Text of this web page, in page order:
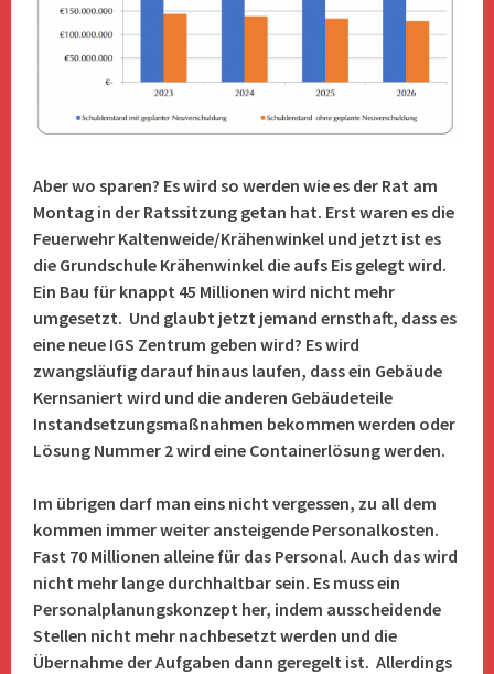
Aber wo sparen? Es wird so werden wie es der Rat am
Montag in der Ratssitzung getan hat. Erst waren es die
Feuerwehr Kaltenweide/Krähenwinkel und jetzt ist es
die Grundschule Krähenwinkel die aufs Eis gelegt wird.
Ein Bau für knappt 45 Millionen wird nicht mehr
umgesetzt. Und glaubt jetzt jemand ernsthaft, dass es
eine neue IGS Zentrum geben wird? Es wird
zwangsläufig darauf hinaus laufen, dass ein Gebäude
Kernsaniert wird und die anderen Gebäudeteile
Instandsetzungsmaßnahmen bekommen werden oder
Lösung Nummer 2 wird eine Containerlösung werden.
Im übrigen darf man eins nicht vergessen, zu all dem
kommen immer weiter ansteigende Personalkosten.
Fast 70 Millionen alleine für das Personal. Auch das wird
nicht mehr lange durchhaltbar sein. Es muss ein
Personalplanungskonzept her, indem ausscheidende
Stellen nicht mehr nachbesetzt werden und die
Übernahme der Aufgaben dann geregelt ist. Allerdings